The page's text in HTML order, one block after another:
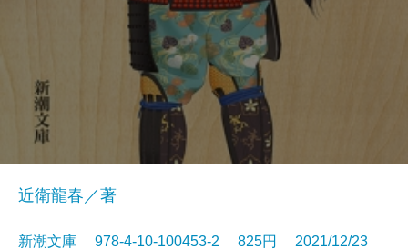
近衛龍春／著
新潮文庫 978-4-10-100453-2 825円 2021/12/23